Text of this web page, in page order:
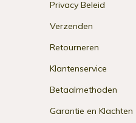
Privacy Beleid
Verzenden
Retourneren
Klantenservice
Betaalmethoden
Garantie en Klachten